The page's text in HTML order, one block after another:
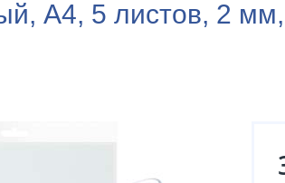
А4, 5 листов, 2